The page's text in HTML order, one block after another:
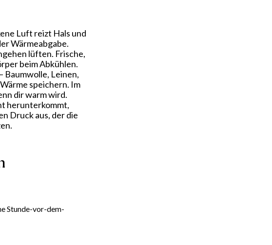
Luft reizt Hals und
Wärmeabgabe.
lüften. Frische,
beim Abkühlen.
Leinen,
speichern. Im
dir warm wird.
herunterkommt,
Druck aus, der die
Stunde-vor-dem-